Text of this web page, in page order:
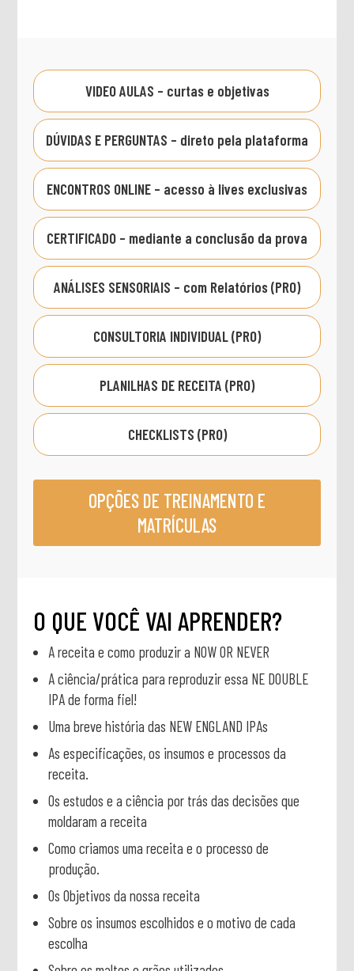
VIDEO AULAS – curtas e objetivas
DÚVIDAS E PERGUNTAS – direto pela plataforma
ENCONTROS ONLINE – acesso à lives exclusivas
CERTIFICADO – mediante a conclusão da prova
ANÁLISES SENSORIAIS – com Relatórios (PRO)
CONSULTORIA INDIVIDUAL (PRO)
PLANILHAS DE RECEITA (PRO)
CHECKLISTS (PRO)
OPÇÕES DE TREINAMENTO E
MATRÍCULAS
O QUE VOCÊ VAI APRENDER?
A receita e como produzir a NOW OR NEVER
A ciência/prática para reproduzir essa NE DOUBLE
IPA de forma fiel!
Uma breve história das NEW ENGLAND IPAs
As especificações, os insumos e processos da
receita.
Os estudos e a ciência por trás das decisões que
moldaram a receita
Como criamos uma receita e o processo de
produção.
Os Objetivos da nossa receita
Sobre os insumos escolhidos e o motivo de cada
escolha